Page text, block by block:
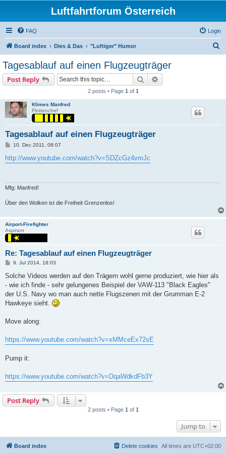
Luftfahrtforum Österreich
FAQ Login
Board index Dies & Das "Luftiger" Humor
Tagesablauf auf einen Flugzeugträger
Post Reply Search
2 posts • Page 1 of 1
Klimes Manfred
Flottenchef
Tagesablauf auf einen Flugzeugträger
P
s
t
10. Dec 2011, 08:07
http://www.youtube.com/watch?v=SDZcGz4vmJc
Mfg: Manfred!
Über den Wolken ist die Freiheit Grenzenlos!
Airport-Firefighter
Aspirant
Re: Tagesablauf auf einen Flugzeugträger
P
s
9. Jul 2014, 18:03
Solche Videos werden auf den Trägern wohl gerne produziert, wie hier als
- wie ich finde - sehr gelungenes Beispiel der VAW-113 "Black Eagles"
der U.S. Navy wo man auch nette Flugszenen mit der Grumman E-2
Hawkeye sieht.
Move along:
https://www.youtube.com/watch?v=xMMceEx72sE
Pump it:
https://www.youtube.com/watch?v=DqaWdkdFb3Y
Post Reply
2 posts • Page 1 of 1
Jump to
Board index All times are UTC+02:00
Delete cookies